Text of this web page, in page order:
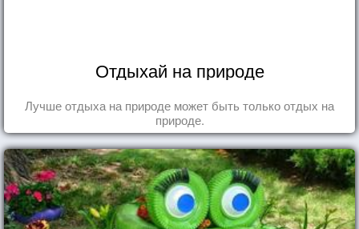
Отдыхай на природе
Лучше отдыха на природе может быть только отдых на
природе.